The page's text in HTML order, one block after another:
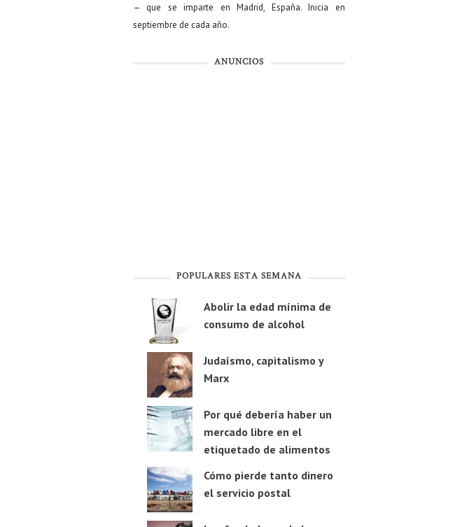
— que se imparte en Madrid, España. Inicia en
septiembre de cada año.
ANUNCIOS
POPULARES ESTA SEMANA
Abolir la edad mínima de
consumo de alcohol
Judaísmo, capitalismo y
Marx
Por qué debería haber un
mercado libre en el
etiquetado de alimentos
Cómo pierde tanto dinero
el servicio postal